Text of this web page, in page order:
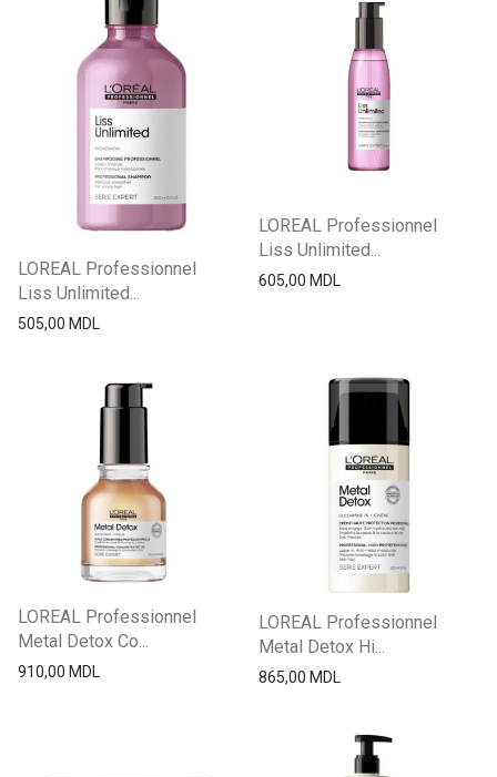
LOREAL Professionnel
Liss Unlimited...
505,00 MDL
LOREAL Professionnel
Liss Unlimited...
605,00 MDL
LOREAL Professionnel
Metal Detox Co...
910,00 MDL
LOREAL Professionnel
Metal Detox Hi...
865,00 MDL